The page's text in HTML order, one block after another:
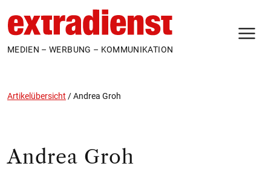
MEDIEN – WERBUNG – KOMMUNIKATION
Artikelübersicht /Andrea Groh
Andrea Groh